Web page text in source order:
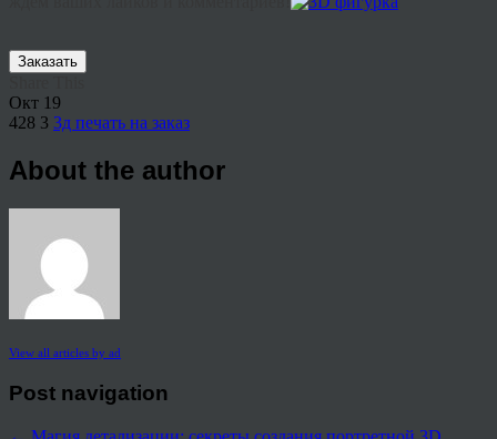
Заказать
Окт 19
428 3 3д печать на заказ
About the author
View all articles by ad
Post navigation